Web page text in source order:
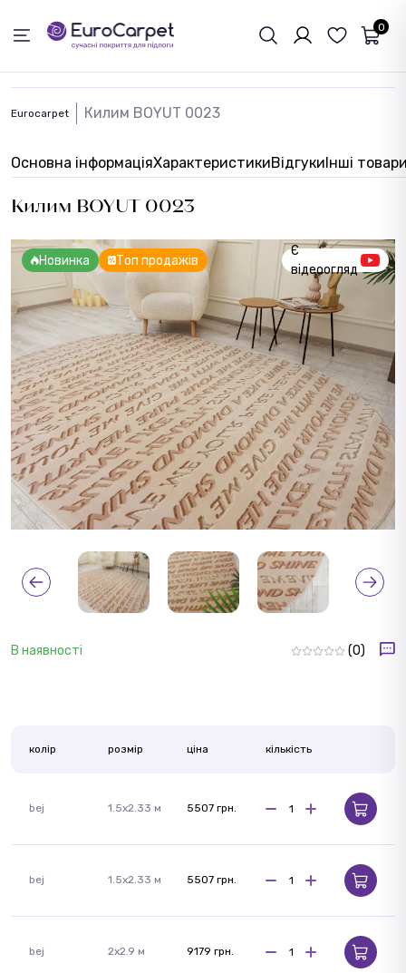
0
Eurocarpet Килим BOYUT 0023
Основна інформаціяХарактеристикиВідгукиІнші
Килим BOYUT 0023
Новинка Топ продажів
Є
відеоогляд
В наявності (0)
колір розмір ціна кількість
bej 1.5x2.33 м 5507 грн.
bej 1.5x2.33 м 5507 грн.
bej 2x2.9 м 9179 грн.
ЗВОРОТНІЙ ЗВЯЗОК